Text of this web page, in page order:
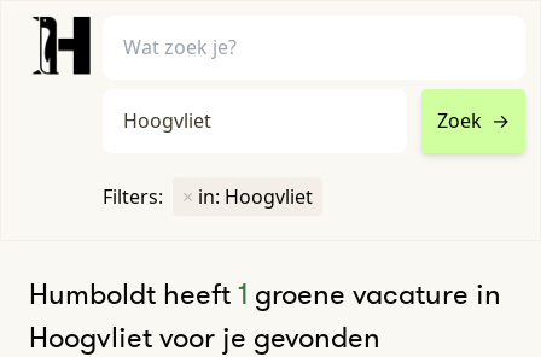
Zoek →
Filters: × in: Hoogvliet
Humboldt heeft1 groene vacature in
Hoogvliet voor je gevonden